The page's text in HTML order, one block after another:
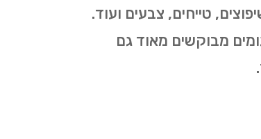
טייחים, צבעים ועוד.
מבוקשים מאוד גם